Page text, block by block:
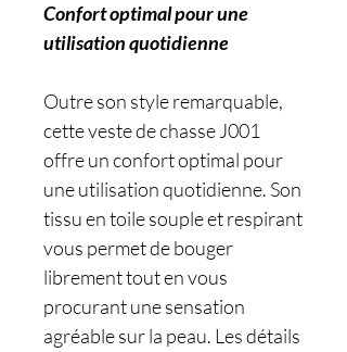
Confort optimal pour une
utilisation quotidienne
Outre son style remarquable,
cette veste de chasse J001
offre un confort optimal pour
une utilisation quotidienne. Son
tissu en toile souple et respirant
vous permet de bouger
librement tout en vous
procurant une sensation
agréable sur la peau. Les détails